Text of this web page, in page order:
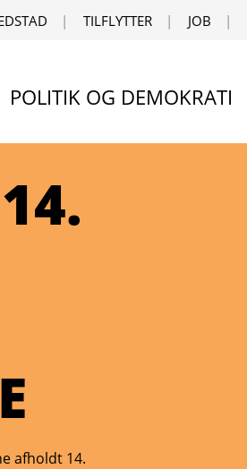
TILFLYTTER JOB
POLITIK OG DEMOKRATI
afholdt 14.